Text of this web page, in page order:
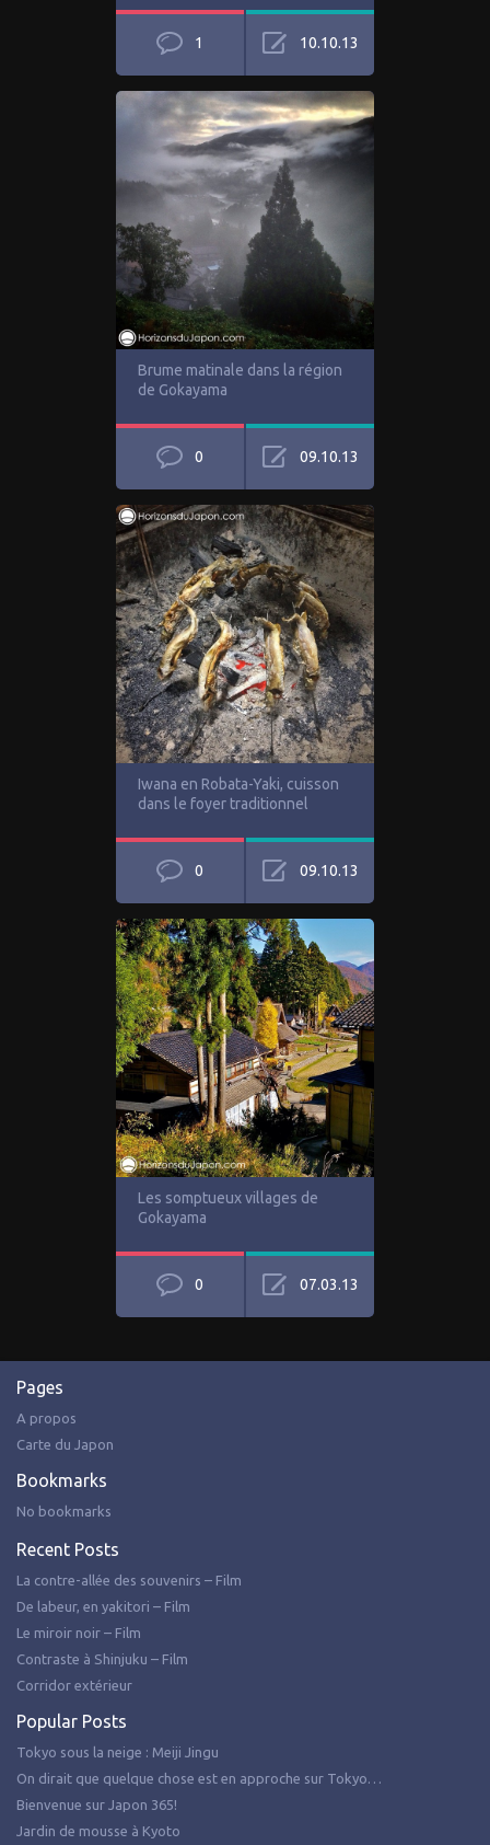
1 10.10.13
Brume matinale dans la région
de Gokayama
0 09.10.13
Iwana en Robata-Yaki, cuisson
dans le foyer traditionnel
0 09.10.13
Les somptueux villages de
Gokayama
0 07.03.13
Pages
A propos
Carte du Japon
Bookmarks
No bookmarks
Recent Posts
La contre-allée des souvenirs – Film
De labeur, en yakitori – Film
Le miroir noir – Film
Contraste à Shinjuku – Film
Corridor extérieur
Popular Posts
Tokyo sous la neige : Meiji Jingu
On dirait que quelque chose est en approche sur Tokyo…
Bienvenue sur Japon 365!
Jardin de mousse à Kyoto